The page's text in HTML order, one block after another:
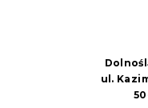
ul.